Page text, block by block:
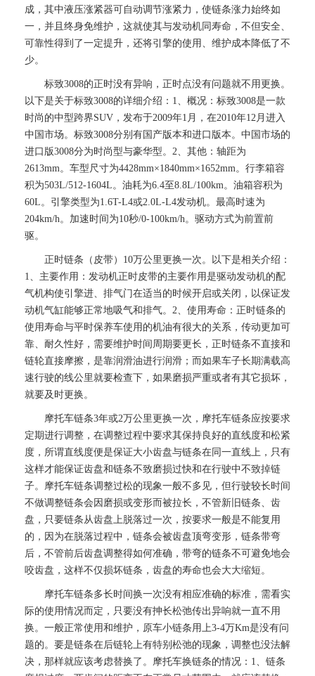
成，其中液压涨紧器可自动调节涨紧力，使链条涨力始终如
一，并且终身免维护，这就使其与发动机同寿命，不但安全、
可靠性得到了一定提升，还将引擎的使用、维护成本降低了不
少。
标致3008的正时没有异响，正时点没有问题就不用更换。
以下是关于标致3008的详细介绍：1、概况：标致3008是一款
时尚的中型跨界SUV，发布于2009年1月，在2010年12月进入
中国市场。标致3008分别有国产版本和进口版本。中国市场的
进口版3008分为时尚型与豪华型。2、其他：轴距为
2613mm。车型尺寸为4428mm×1840mm×1652mm。行李箱容
积为503L/512-1604L。油耗为6.4至8.8L/100km。油箱容积为
60L。引擎类型为1.6T-L4或2.0L-L4发动机。最高时速为
204km/h。加速时间为10秒/0-100km/h。驱动方式为前置前
驱。
正时链条（皮带）10万公里更换一次。以下是相关介绍：
1、主要作用：发动机正时皮带的主要作用是驱动发动机的配
气机构使引擎进、排气门在适当的时候开启或关闭，以保证发
动机气缸能够正常地吸气和排气。2、使用寿命：正时链条的
使用寿命与平时保养车使用的机油有很大的关系，传动更加可
靠、耐久性好，需要维护时间周期要更长，正时链条不直接和
链轮直接摩擦，是靠润滑油进行润滑；而如果车子长期满载高
速行驶的线公里就要检查下，如果磨损严重或者有其它损坏，
就要及时更换。
摩托车链条3年或2万公里更换一次，摩托车链条应按要求
定期进行调整，在调整过程中要求其保持良好的直线度和松紧
度，所谓直线度便是保证大小齿盘与链条在同一直线上，只有
这样才能保证齿盘和链条不致磨损过快和在行驶中不致掉链
子。摩托车链条调整过松的现象一般不多见，但行驶较长时间
不做调整链条会因磨损或变形而被拉长，不管新旧链条、齿
盘，只要链条从齿盘上脱落过一次，按要求一般是不能复用
的，因为在脱落过程中，链条会被齿盘顶弯变形，链条带弯
后，不管前后齿盘调整得如何准确，带弯的链条不可避免地会
咬齿盘，这样不仅损坏链条，齿盘的寿命也会大大缩短。
摩托车链条多长时间换一次没有相应准确的标准，需看实
际的使用情况而定，只要没有抻长松弛传出异响就一直不用
换。一般正常使用和维护，原车小链条用上3-4万Km是没有问
题的。要是链条在后链轮上有特别松弛的现象，调整也没法解
决，那样就应该考虑替换了。摩托车换链条的情况：1、链条